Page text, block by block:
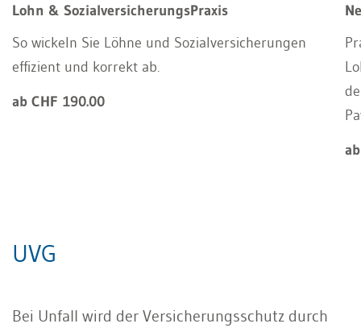
Lohn & SozialversicherungsPraxis
So wickeln Sie Löhne und Sozialversicherungen
effizient und korrekt ab.
ab CHF 190.00
UVG
Bei Unfall wird der Versicherungsschutz durch